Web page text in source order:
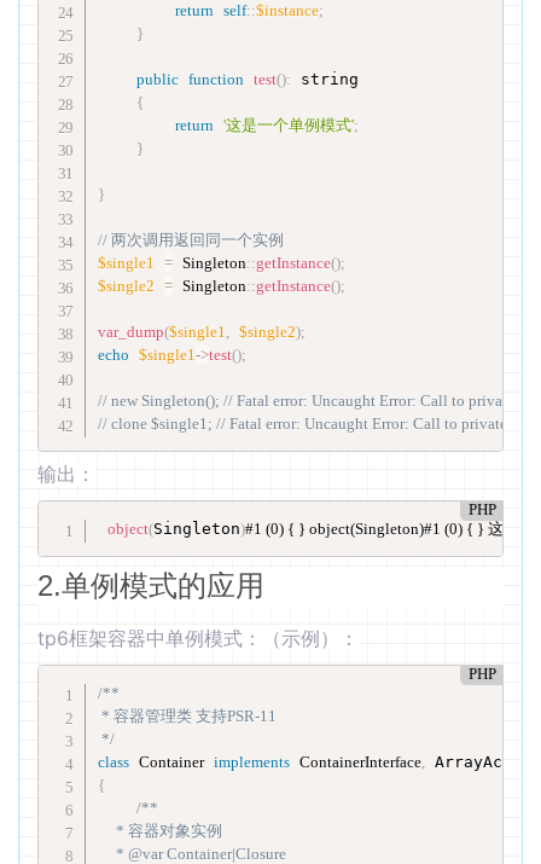
return self::$instance;
}
public function test(): string
{
return '这是一个单例模式';
}
}
// 两次调用返回同一个实例
$single1
= Singleton::getInstance();
$single2
= Singleton::getInstance();
var_dump($single1, $single2);
echo
$single1->test();
// new Singleton(); // Fatal error: Uncaught Error: Call to private
// clone $single1; // Fatal error: Uncaught Error: Call to private
输出：
PHP
object(Singleton)#1 (0) { } object(Singleton)#1 (0) { } 这是一
2.单例模式的应用
tp6框架容器中单例模式：（示例）：
PHP
/**
* 容器管理类 支持PSR-11
*/
class Container implements ContainerInterface
ArrayAccess
{
/**
     * 容器对象实例
     * @var Container|Closure